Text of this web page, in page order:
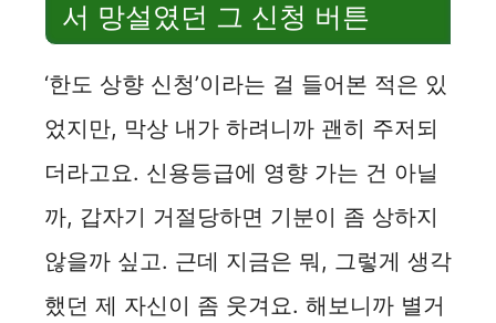
서 망설였던 그 신청 버튼
‘한도 상향 신청’이라는 걸 들어본 적은 있
었지만, 막상 내가 하려니까 괜히 주저되
더라고요. 신용등급에 영향 가는 건 아닐
까, 갑자기 거절당하면 기분이 좀 상하지
않을까 싶고. 근데 지금은 뭐, 그렇게 생각
했던 제 자신이 좀 웃겨요. 해보니까 별거